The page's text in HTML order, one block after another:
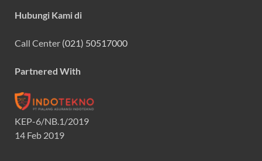
Hubungi Kami di
Call Center (021) 50517000
Partnered With
KEP-6/NB.1/2019
14 Feb 2019